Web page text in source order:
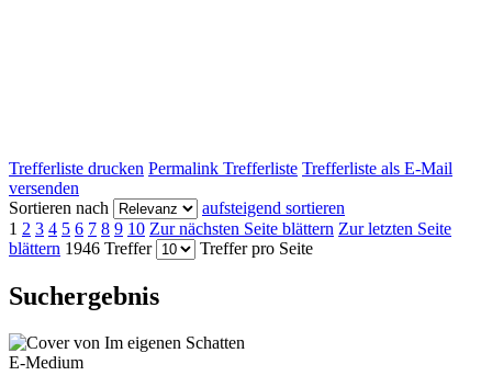
Trefferliste drucken Permalink Trefferliste Trefferliste als E-Mail
versenden
Sortieren nach
aufsteigend sortieren
1 2 3 4 5 6 7 8 9 10 Zur nächsten Seite blättern Zur letzten Seite
blättern 1946 Treffer Treffer pro Seite
Suchergebnis
E-Medium